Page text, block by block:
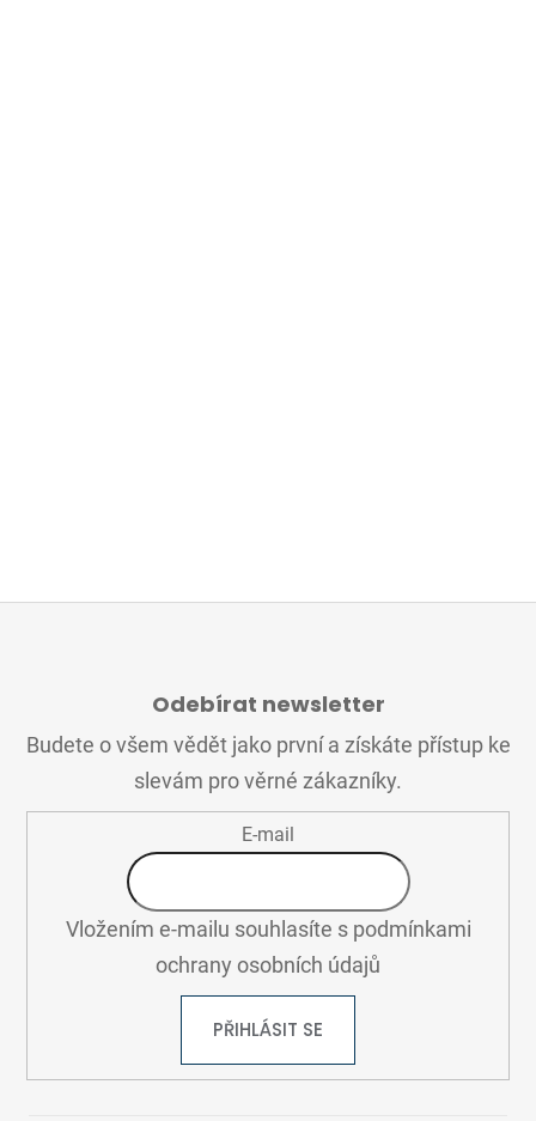
Odebírat newsletter
Budete o všem vědět jako první a získáte přístup ke
slevám pro věrné zákazníky.
E-mail
Vložením e-mailu souhlasíte s podmínkami
ochrany osobních údajů
PŘIHLÁSIT SE